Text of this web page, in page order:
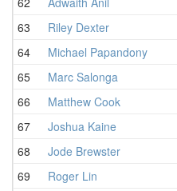
63
Riley Dexter
64
Michael Papandony
65
Marc Salonga
66
Matthew Cook
67
Joshua Kaine
68
Jode Brewster
69
Roger Lin